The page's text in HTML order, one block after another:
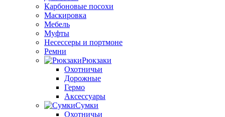
Карбоновые посохи
Маскировка
Мебель
Муфты
Несессеры и портмоне
Ремни
Рюкзаки
Охотничьи
Дорожные
Гермо
Аксессуары
Сумки
Охотничьи